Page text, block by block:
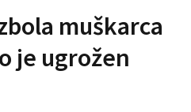
muškarca
je ugrožen